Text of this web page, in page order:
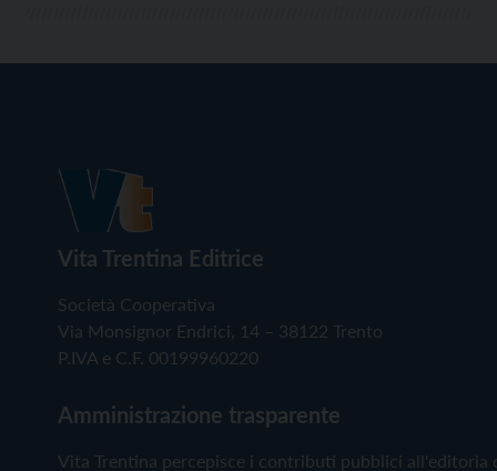
Vita Trentina Editrice
Società Cooperativa
Via Monsignor Endrici, 14 – 38122 Trento
P.IVA e C.F. 00199960220
Amministrazione trasparente
Vita Trentina percepisce i contributi pubblici all'editoria